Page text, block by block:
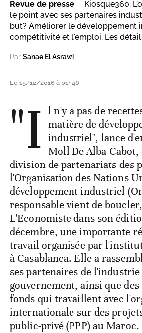
Revue de presse
Kiosque360.
le point avec ses partenaires
but? Améliorer le développement
compétitivité et l'emploi. Les
Par Sanae El Asrawi
Le 15/12/2016 à 01h48
"I l n'y a pas de
matière de
industriel", lance
Moll De Alba Cabot,
division de partenariats des
l'Organisation des Nations
développement industriel
responsable vient de
L'Economiste dans son
décembre, une importante
travail organisée par
à Casablanca. Elle a
ses partenaires de l'industrie
gouvernement, ainsi que
fonds qui travaillent avec
internationale sur des
public-privé (PPP) au Maroc.